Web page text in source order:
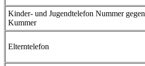
Kinder- und Jugendtelefon Nummer gegen
Kummer
Elterntelefon